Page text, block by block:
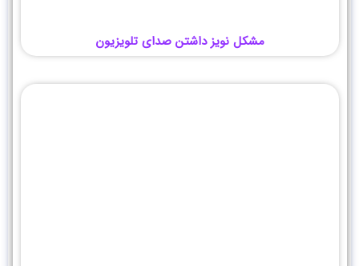
مشکل نویز داشتن صدای تلویزیون